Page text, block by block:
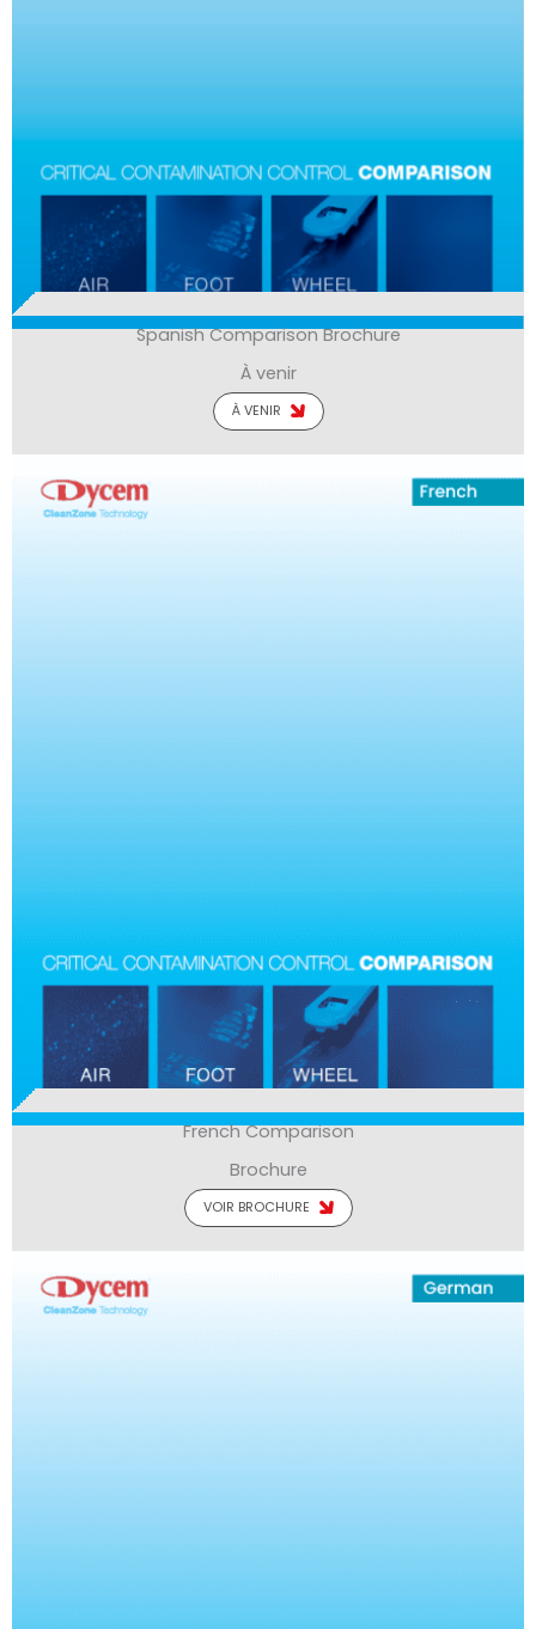
Spanish Comparison Brochure
À venir
À VENIR
French Comparison
Brochure
VOIR BROCHURE